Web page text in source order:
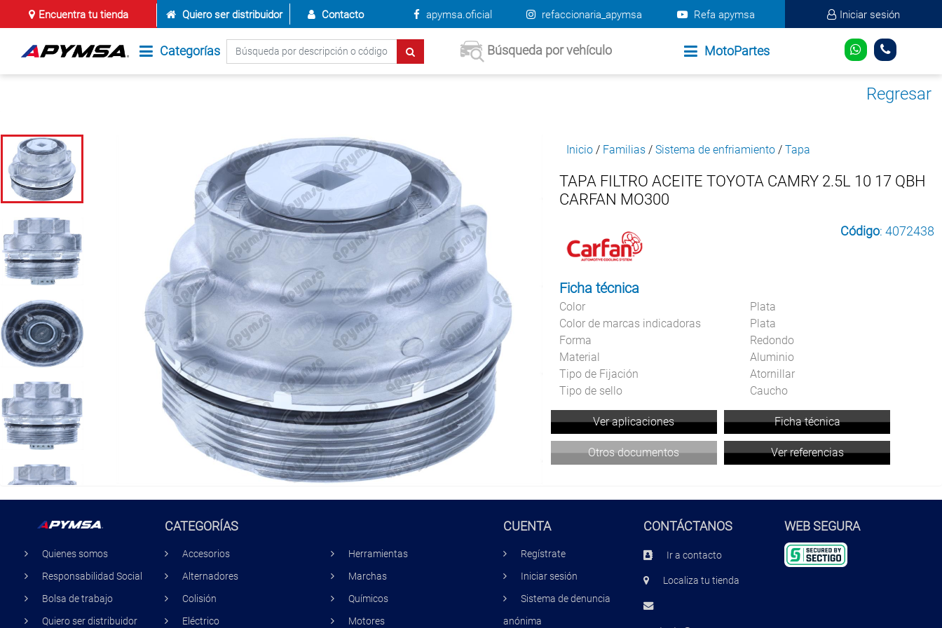
Encuentra tu tienda Quiero ser distribuidor Contacto apymsa.oficial refaccionaria_apymsa Refa apymsa Iniciar sesión
Categorías Búsqueda por vehículo MotoPartes
Regresar
Inicio / Familias / Sistema de enfriamiento / Tapa
TAPA FILTRO ACEITE TOYOTA CAMRY 2.5L 10 17 QBH
CARFAN MO300
Código: 4072438
Ficha técnica
Color
Plata
Color de marcas indicadoras
Plata
Forma
Redondo
Material
Aluminio
Tipo de Fijación
Atornillar
Tipo de sello
Caucho
Ver aplicaciones Ficha técnica
Otros documentos Ver referencias
Quienes somos
Responsabilidad Social
Bolsa de trabajo
Quiero ser distribuidor
CATEGORÍAS
Accesorios
Alternadores
Colisión
Eléctrico
Herramientas
Marchas
Químicos
Motores
CUENTA
Regístrate
Iniciar sesión
Sistema de denuncia
anónima
CONTÁCTANOS
Ir a contacto
Localiza tu tienda
WEB SEGURA